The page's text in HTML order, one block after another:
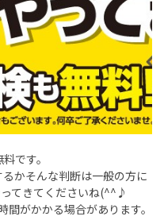
です。
かそんな判断は一般の方に
てきてくださいね(^^♪
がかかる場合があります。